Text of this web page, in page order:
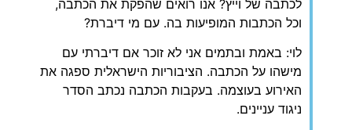
לכתבה של וייץ? אנו רואים שהפקת את הכתבה,
וכל הכתבות המופיעות בה. עם מי דיברת?
לוי: באמת ובתמים אני לא זוכר אם דיברתי עם
מישהו על הכתבה. הציבוריות הישראלית ספגה את
האירוע בעוצמה. בעקבות הכתבה נכתב הסדר
ניגוד עניינים.